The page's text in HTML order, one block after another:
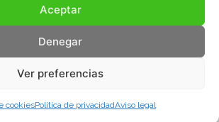
Aceptar
Denegar
Ver preferencias
cookiesPolítica de privacidadAviso legal